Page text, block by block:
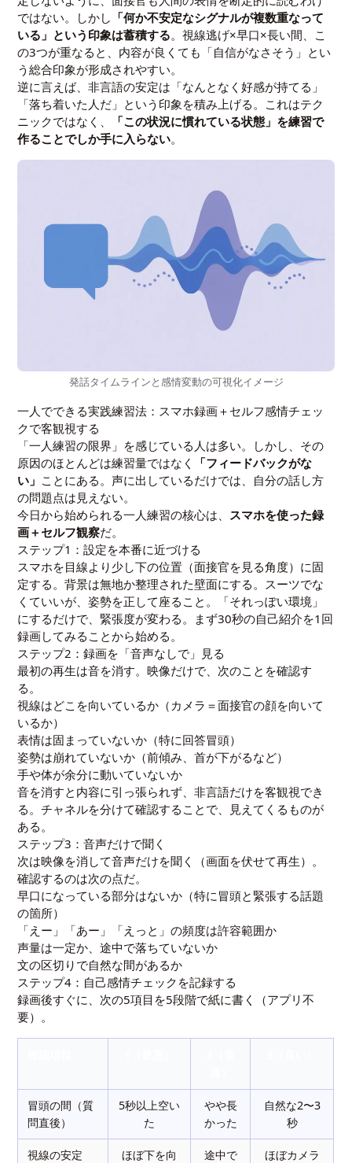
ではない。しかし 「何か不安定なシグナルが複数重なって
いる」という印象は蓄積する。視線逃げ×早口×長い間、こ
の3つが重なると、内容が良くても「自信がなさそう」とい
う総合印象が形成されやすい。
逆に言えば、非言語の安定は「なんとなく好感が持てる」
「落ち着いた人だ」という印象を積み上げる。これはテク
ニックではなく、
「この状況に慣れている状態」を練習で
作ることでしか手に入らない。
発話タイムラインと感情変動の可視化イメージ
一人でできる実践練習法：スマホ録画＋セルフ感情チェッ
クで客観視する
「一人練習の限界」を感じている人は多い。しかし、その
原因のほとんどは練習量ではなく
「フィードバックがな
い」 ことにある。声に出しているだけでは、自分の話し方
の問題点は見えない。
今日から始められる一人練習の核心は、 スマホを使った録
画＋セルフ観察だ。
ステップ1：設定を本番に近づける
スマホを目線より少し下の位置（面接官を見る角度）に固
定する。背景は無地か整理された壁面にする。スーツでな
くていいが、姿勢を正して座ること。「それっぽい環境」
にするだけで、緊張度が変わる。まず30秒の自己紹介を1回
録画してみることから始める。
ステップ2：録画を「音声なしで」見る
最初の再生は音を消す。映像だけで、次のことを確認す
る。
視線はどこを向いているか（カメラ＝面接官の顔を向いて
いるか）
表情は固まっていないか（特に回答冒頭）
姿勢は崩れていないか（前傾み、首が下がるなど）
手や体が余分に動いていないか
音を消すと内容に引っ張られず、非言語だけを客観視でき
る。チャネルを分けて確認することで、見えてくるものが
ある。
ステップ3：音声だけで聞く
次は映像を消して音声だけを聞く（画面を伏せて再生）。
確認するのは次の点だ。
早口になっている部分はないか（特に冒頭と緊張する話題
の箇所）
「えー」「あー」「えっと」の頻度は許容範囲か
声量は一定か、途中で落ちていないか
文の区切りで自然な間があるか
ステップ4：自己感情チェックを記録する
録画後すぐに、次の5項目を5段階で紙に書く（アプリ不
要）。
冒頭の間（質
問直後）
5秒以上空い
た
やや長
かった
自然な2〜3
秒
視線の安定
ほぼ下を向
途中で
ほぼカメラ